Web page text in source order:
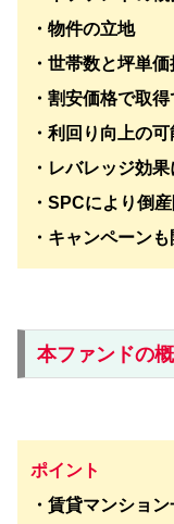
・物件の立地
・世帯数と坪単
・割安価格で取
・利回り向上の
・ レバレッジ効
・SPCにより倒
・キャンペーン
本ファンドの
ポイント
・賃貸マンショ